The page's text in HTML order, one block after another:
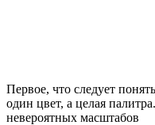
Первое, что следует
один цвет, а целая
невероятных масштабов